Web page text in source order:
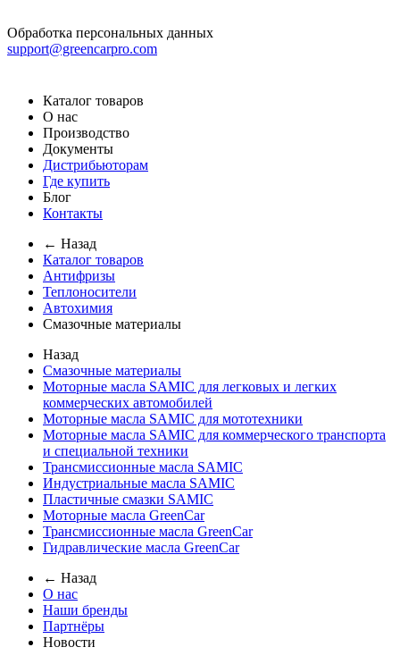
Обработка персональных данных
support@greencarpro.com
Каталог товаров
О нас
Производство
Документы
Дистрибьюторам
Где купить
Блог
Контакты
← Назад
Каталог товаров
Антифризы
Теплоносители
Автохимия
Смазочные материалы
Назад
Смазочные материалы
Моторные масла SAMIC для легковых и легких
коммерческих автомобилей
Моторные масла SAMIC для мототехники
Моторные масла SAMIC для коммерческого транспорта
и специальной техники
Трансмиссионные масла SAMIC
Индустриальные масла SAMIC
Пластичные смазки SAMIC
Моторные масла GreenCar
Трансмиссионные масла GreenCar
Гидравлические масла GreenCar
← Назад
О нас
Наши бренды
Партнёры
Новости